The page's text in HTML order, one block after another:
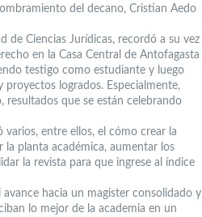
del decano, Cristian Aedo
de Ciencias Jurídicas, recordó a su vez
en la Casa Central de Antofagasta
testigo como estudiante y luego
logrados. Especialmente,
resultados que se están celebrando
varios, entre ellos, el cómo crear la
la planta académica, aumentar los
la revista para que ingrese al índice
hacia un magister consolidado y
lo mejor de la academia en un